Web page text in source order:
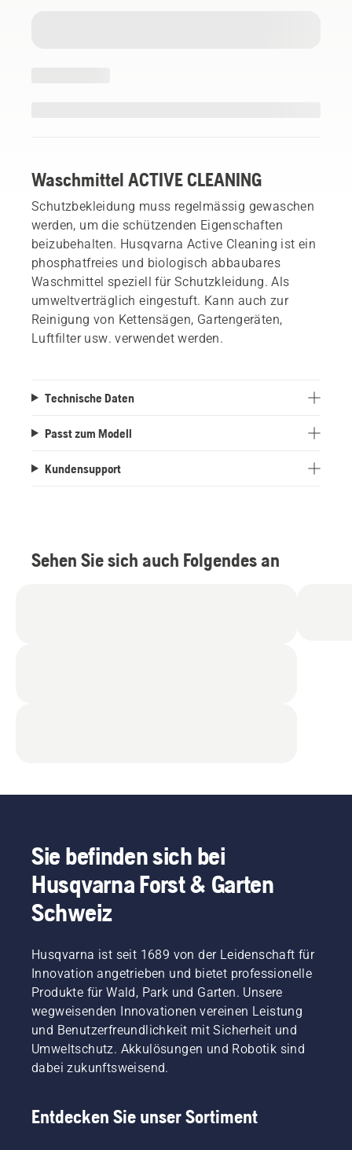
Waschmittel ACTIVE CLEANING
Schutzbekleidung muss regelmässig gewaschen
werden, um die schützenden Eigenschaften
beizubehalten. Husqvarna Active Cleaning ist ein
phosphatfreies und biologisch abbaubares
Waschmittel speziell für Schutzkleidung. Als
umweltverträglich eingestuft. Kann auch zur
Reinigung von Kettensägen, Gartengeräten,
Luftfilter usw. verwendet werden.
Technische Daten
Passt zum Modell
Kundensupport
Sehen Sie sich auch Folgendes an
Sie befinden sich bei
Husqvarna Forst & Garten
Schweiz
Husqvarna ist seit 1689 von der Leidenschaft für
Innovation angetrieben und bietet professionelle
Produkte für Wald, Park und Garten. Unsere
wegweisenden Innovationen vereinen Leistung
und Benutzerfreundlichkeit mit Sicherheit und
Umweltschutz. Akkulösungen und Robotik sind
dabei zukunftsweisend.
Entdecken Sie unser Sortiment